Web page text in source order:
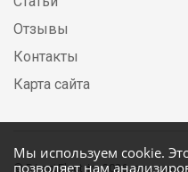
Мы используем cookie.
позволяет нам
Отзывы
Контакты
Карта сайта
© DirectElectric, 2026, все